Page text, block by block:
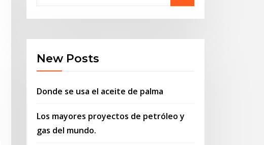
New Posts
Donde se usa el aceite de palma
Los mayores proyectos de petróleo y
gas del mundo.